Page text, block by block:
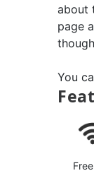
about
page
You